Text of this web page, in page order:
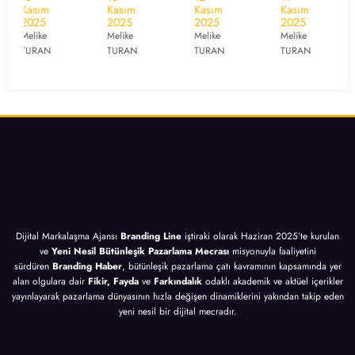
Moto
ru
Pazar
İçin
Kasım
2025
Melike
TURAN
ım
İçin
10
Kasım
2025
Melike
TURAN
Pazar
lama
sı
Altın
Kasım
2025
Melike
TURAN
Yönet
imi
İçin
İpucu
Kasım
2025
Melike
TURAN
Dijital Markalaşma Ajansı Branding Line iştiraki olarak Haziran 2025’te kurulan
ve Yeni Nesil Bütünleşik Pazarlama Mecrası misyonuyla faaliyetini
sürdüren Branding Haber, bütünleşik pazarlama çatı kavramının kapsamında yer
alan olgulara dair Fikir, Fayda ve Farkındalık odaklı akademik ve aktüel içerikler
yayınlayarak pazarlama dünyasının hızla değişen dinamiklerini yakından takip eden
yeni nesil bir dijital mecradır.